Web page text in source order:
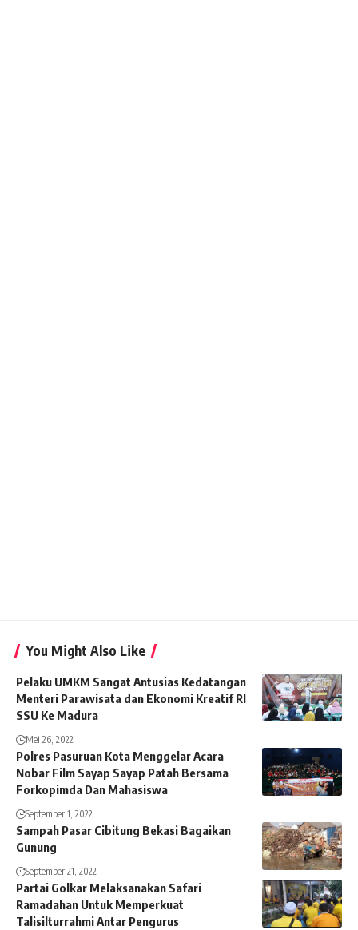
You Might Also Like
Pelaku UMKM Sangat Antusias Kedatangan
Menteri Parawisata dan Ekonomi Kreatif RI
SSU Ke Madura
Mei 26, 2022
Polres Pasuruan Kota Menggelar Acara
Nobar Film Sayap Sayap Patah Bersama
Forkopimda Dan Mahasiswa
September 1, 2022
Sampah Pasar Cibitung Bekasi Bagaikan
Gunung
September 21, 2022
Partai Golkar Melaksanakan Safari
Ramadahan Untuk Memperkuat
Talisilturrahmi Antar Pengurus